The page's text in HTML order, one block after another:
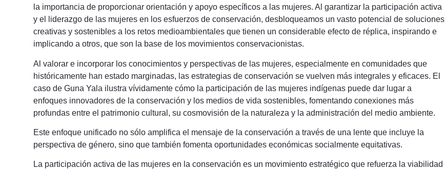
la importancia de proporcionar orientación y apoyo específicos a las mujeres. Al garantizar la participación activa
y el liderazgo de las mujeres en los esfuerzos de conservación, desbloqueamos un vasto potencial de soluciones
creativas y sostenibles a los retos medioambientales que tienen un considerable efecto de réplica, inspirando e
implicando a otros, que son la base de los movimientos conservacionistas.
Al valorar e incorporar los conocimientos y perspectivas de las mujeres, especialmente en comunidades que
históricamente han estado marginadas, las estrategias de conservación se vuelven más integrales y eficaces. El
caso de Guna Yala ilustra vívidamente cómo la participación de las mujeres indígenas puede dar lugar a
enfoques innovadores de la conservación y los medios de vida sostenibles, fomentando conexiones más
profundas entre el patrimonio cultural, su cosmovisión de la naturaleza y la administración del medio ambiente.
Este enfoque unificado no sólo amplifica el mensaje de la conservación a través de una lente que incluye la
perspectiva de género, sino que también fomenta oportunidades económicas socialmente equitativas.
La participación activa de las mujeres en la conservación es un movimiento estratégico que refuerza la viabilidad